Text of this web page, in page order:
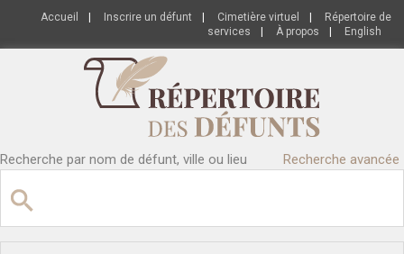
Accueil Inscrire un défunt Cimetière virtuel
Répertoire de
services
À propos English
Recherche par nom de défunt, ville ou lieu Recherche avancée